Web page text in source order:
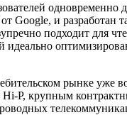
одновременно
Google, и разработан
подходит для
рынке уже
Hi-P, крупным